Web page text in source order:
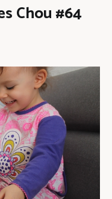
Chou #64